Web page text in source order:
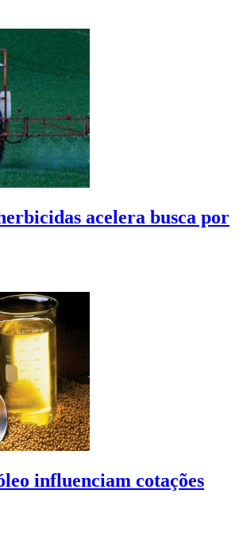
acelera busca por
influenciam cotações